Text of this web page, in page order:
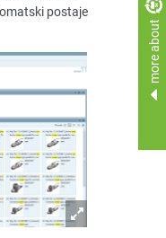
more about
postaje